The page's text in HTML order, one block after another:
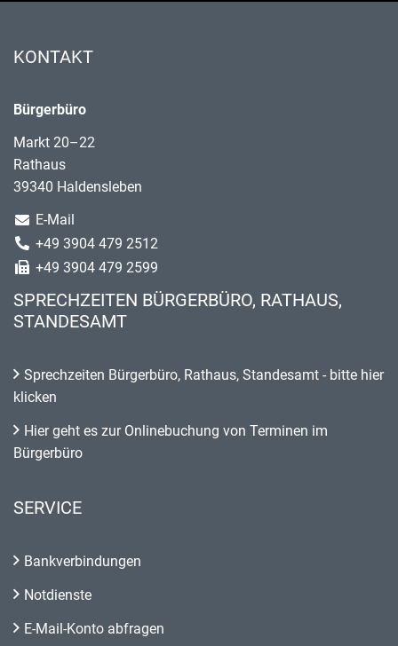
KONTAKT
Bürgerbüro
Markt 20–22
Rathaus
39340 Haldensleben
E-Mail
+49 3904 479 2512
+49 3904 479 2599
SPRECHZEITEN BÜRGERBÜRO, RATHAUS,
STANDESAMT
Sprechzeiten Bürgerbüro, Rathaus, Standesamt - bitte hier
klicken
Hier geht es zur Onlinebuchung von Terminen im
Bürgerbüro
SERVICE
Bankverbindungen
Notdienste
E-Mail-Konto abfragen